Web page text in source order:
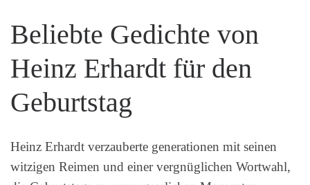
Beliebte Gedichte von
Heinz Erhardt für den
Geburtstag
Heinz Erhardt verzauberte generationen mit seinen
witzigen Reimen und einer vergnüglichen Wortwahl,